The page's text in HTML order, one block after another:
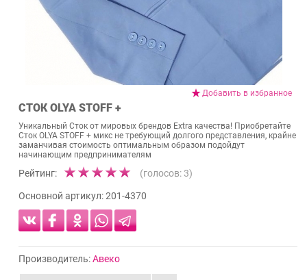
Добавить в избранное
СТОК OLYA STOFF +
Уникальный Сток от мировых брендов Extra качества! Приобретайте
Сток OLYA STOFF + микс не требующий долгого представления, крайне
заманчивая стоимость оптимальным образом подойдут
начинающим предпринимателям
Рейтинг: (голосов: 3)
Основной артикул:201-4370
Производитель:Авеко